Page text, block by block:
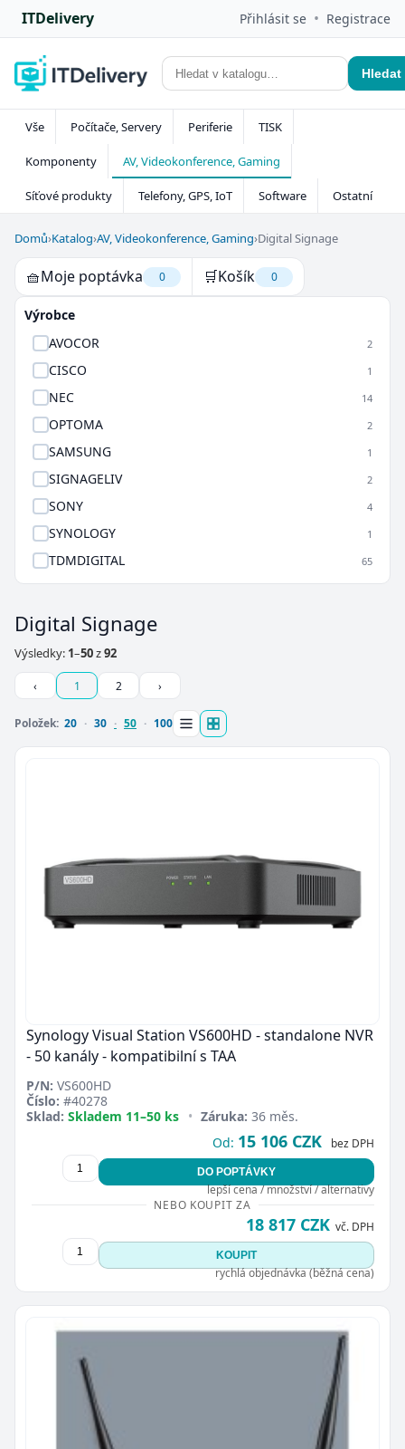
ITDelivery Přihlásit se • Registrace
Hledat
Vše Počítače, Servery Periferie TISK
Komponenty AV, Videokonference, Gaming
Síťové produkty Telefony, GPS, IoT Software Ostatní
Domů›Katalog›AV, Videokonference, Gaming›Digital Signage
🧺Moje poptávka 0 🛒Košík 0
Výrobce
AVOCOR
2
CISCO 1
NEC 14
OPTOMA 2
SAMSUNG 1
SIGNAGELIV 2
SONY 4
SYNOLOGY 1
TDMDIGITAL 65
Digital Signage
Výsledky: 1–50z92
‹ 1 2 ›
Položek: 20 30 50 100
Synology Visual Station VS600HD - standalone NVR
- 50 kanály - kompatibilní s TAA
P/N: VS600HD
Číslo: #40278
Sklad: Skladem 11–50 ks • Záruka: 36 měs.
Od: 15 106 CZK bez DPH
DO POPTÁVKY
lepší cena / množství / alternativy
NEBO KOUPIT ZA
18 817 CZK vč. DPH
KOUPIT
rychlá objednávka (běžná cena)